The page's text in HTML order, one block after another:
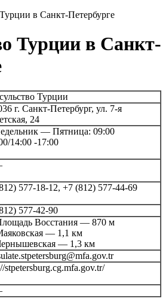
в Санкт-Петербурге
Турции в Санкт-
Турции
г. Санкт-Петербург, ул. 7-я
24
— Пятница: 09:00
14:00 -17:00
577-18-12, +7 (812) 577-44-69
577-42-90
Восстания — 870 м
— 1,1 км
— 1,3 км
stpetersburg.cg.mfa.gov.tr/